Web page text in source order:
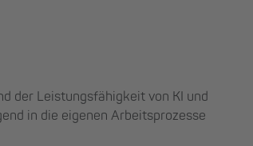
der Leistungsfähigkeit von KI und
in die eigenen Arbeitsprozesse